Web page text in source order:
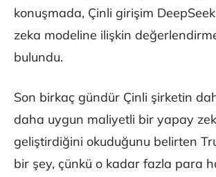
konuşmada, Çinli girişim
zeka modeline ilişkin
bulundu.
Son birkaç gündür Çinli şirketin
daha uygun maliyetli bir yapay
geliştirdiğini okuduğunu belirten
bir şey, çünkü o kadar fazla para